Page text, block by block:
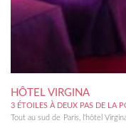
HÔTEL VIRGINA
3 ÉTOILES À DEUX PAS DE LA
Tout au sud de Paris, l'hôtel